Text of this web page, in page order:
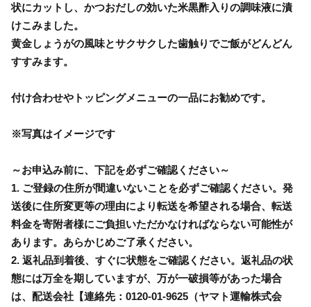
状にカットし、かつおだしの効いた米黒酢入りの調味液に漬
けこみました。
黄金しょうがの風味とサクサクした歯触りでご飯がどんどん
すすみます。
付け合わせやトッピングメニューの一品にお勧めです。
※写真はイメージです
～お申込み前に、下記を必ずご確認ください～
1. ご登録の住所が間違いないことを必ずご確認ください。発
送後に住所変更等の理由により転送を希望される場合、転送
料金を寄附者様にご負担いただかなければならない可能性が
あります。あらかじめご了承ください。
2. 返礼品到着後、すぐに状態をご確認ください。返礼品の状
態には万全を期していますが、万が一破損等があった場合
は、配送会社【連絡先：0120-01-9625（ヤマト運輸株式会